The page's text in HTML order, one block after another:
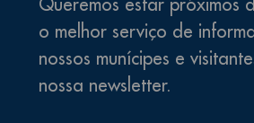
o melhor serviço de
nossos munícipes e
nossa newsletter.